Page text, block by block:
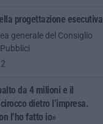
progettazione esecutiva
generale del Consiglio
da 4 milioni e il
dietro l’impresa.
l’ho fatto io»